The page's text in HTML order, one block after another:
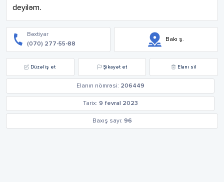
deyiləm.
Bəxtiyar
(070) 277-55-88
Bakı ş.
Düzəliş et Şikayət et Elanı sil
Elanın nömrəsi: 206449
Tarix: 9 fevral 2023
Baxış sayı: 96